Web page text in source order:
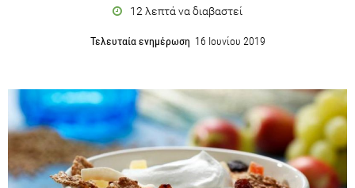
12 λεπτά να διαβαστεί
Τελευταία ενημέρωση 16 Ιουνίου 2019